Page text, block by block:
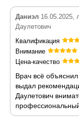
Даниэл 16.05.2025,
Даулетович
Квалификация
Внимание
Цена-качество
Врач всё
выдал
Даулетович